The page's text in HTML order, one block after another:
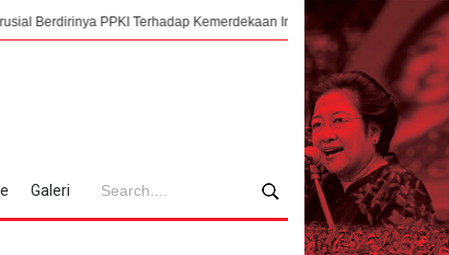
Terhadap Kemerdekaan Indonesia Mengorkestrasi Faksi,
Galeri